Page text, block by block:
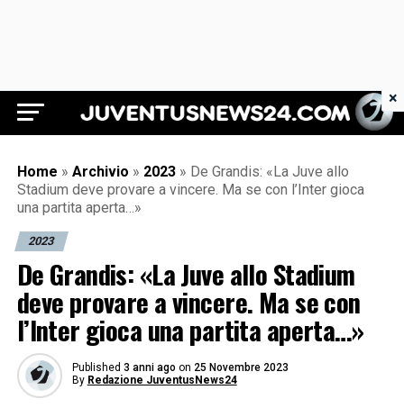
Juventus News 24
Home » Archivio » 2023 » De Grandis: «La Juve allo
Stadium deve provare a vincere. Ma se con l’Inter gioca
una partita aperta…»
2023
De Grandis: «La Juve allo Stadium
deve provare a vincere. Ma se con
l’Inter gioca una partita aperta…»
Published 3 anni ago on 25 Novembre 2023
By Redazione JuventusNews24
×